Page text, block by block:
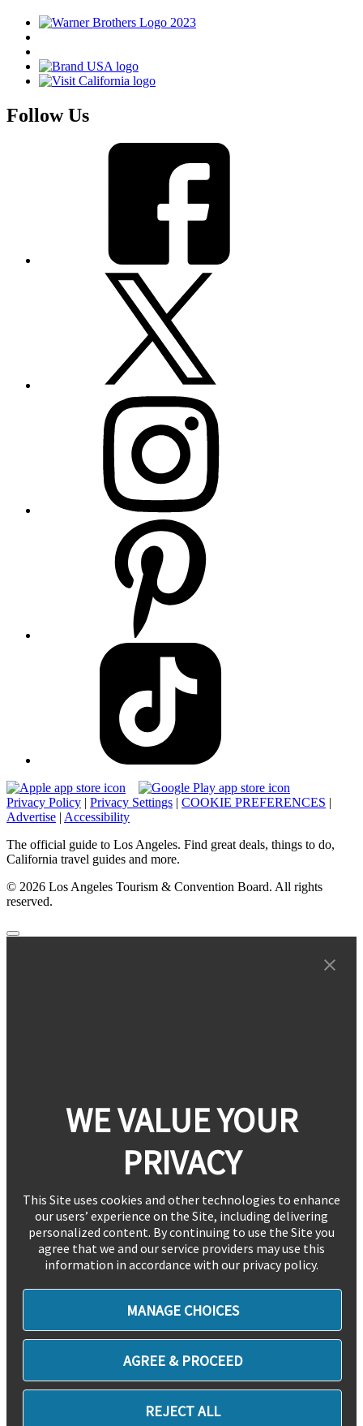
Follow Us
Privacy Policy | Privacy Settings | COOKIE PREFERENCES |
Advertise | Accessibility
The official guide to Los Angeles. Find great deals, things to do,
California travel guides and more.
© 2026 Los Angeles Tourism & Convention Board. All rights
reserved.
WE VALUE YOUR
PRIVACY
This Site uses cookies and other technologies to enhance
our users’ experience on the Site, including delivering
personalized content. By continuing to use the Site you
agree that we and our service providers may use this
information in accordance with our privacy policy.
MANAGE CHOICES
AGREE & PROCEED
REJECT ALL